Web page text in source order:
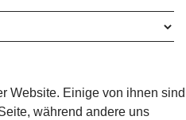
Website. Einige von ihnen sind
während andere uns